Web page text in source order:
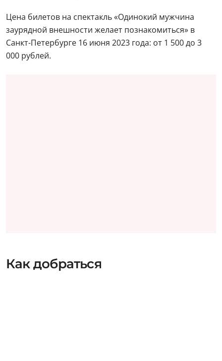
Цена билетов на спектакль «Одинокий мужчина
заурядной внешности желает познакомиться» в
Санкт-Петербурге 16 июня 2023 года: от 1 500 до 3
000 рублей.
Как добраться